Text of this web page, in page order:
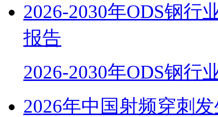
2026-2030年ODS钢行
报告
2026-2030年ODS钢行
2026年中国射频穿刺